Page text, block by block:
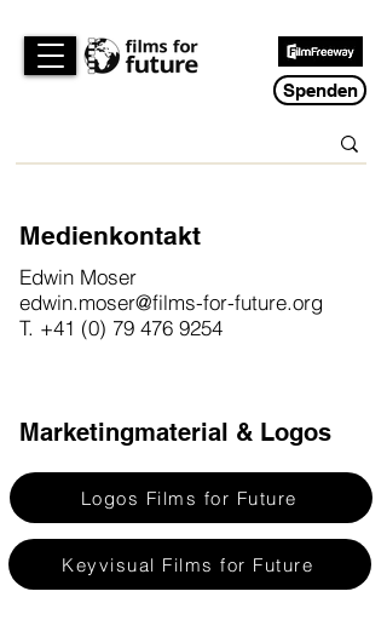
Spenden
Medienkontakt
Edwin Moser
edwin.moser@films-for-future.org
T. +41 (0) 79 476 9254
Marketingmaterial & Logos
Logos Films for Future
Keyvisual Films for Future